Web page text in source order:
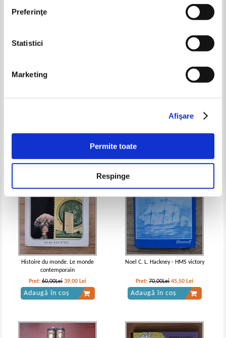
Preferinţe
Statistici
Marketing
Afişare
Permite toate
Respinge
rebelle 1890-1944
1871
45,50
Histoire du monde. Le monde
contemporain
Pret:60,00Lei 39,00 Lei
Adaugă în coș
Noel C. L. Hackney - HMS victory
Pret:70,00Lei 45,50 Lei
Adaugă în coș